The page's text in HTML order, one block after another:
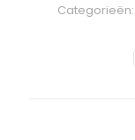
Categorieën: